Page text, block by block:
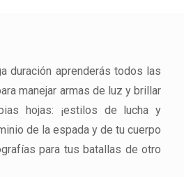
duración aprenderás todos las
manejar armas de luz y brillar
hojas: ¡estilos de lucha y
de la espada y de tu cuerpo
para tus batallas de otro